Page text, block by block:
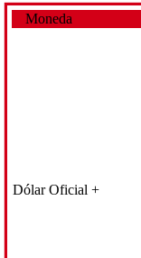
Moneda
Dólar Oficial +